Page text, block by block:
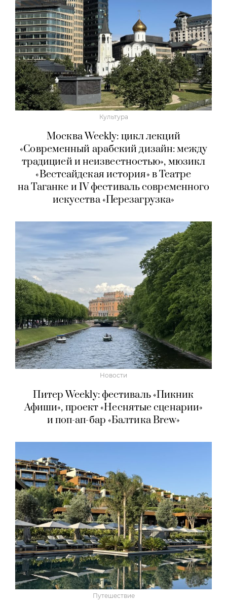
Культура
Москва Weekly: цикл лекций
«Современный арабский дизайн: между
традицией и неизвестностью», мюзикл
«Вестсайдская история» в Театре
на Таганке и IV фестиваль современного
искусства «Перезагрузка»
Новости
Питер Weekly: фестиваль «Пикник
Афиши», проект «Неснятые сценарии»
и поп-ап-бар «Балтика Brew»
Путешествие